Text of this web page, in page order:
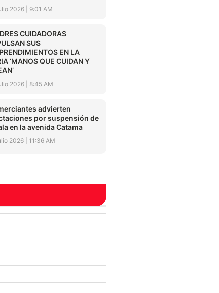
2026 9:01 AM
CUIDADORAS
SUS
EN LA
‘MANOS QUE CUIDAN Y
2026 8:45 AM
advierten
por suspensión de
en la avenida Catama
2026 11:36 AM